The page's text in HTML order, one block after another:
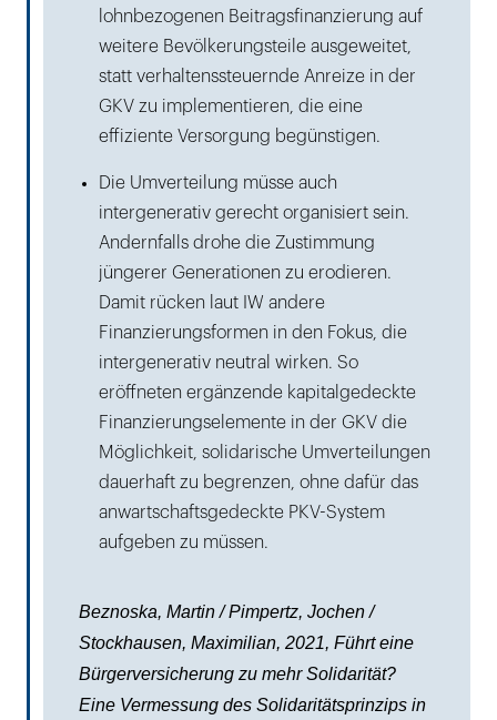
lohnbezogenen Beitragsfinanzierung auf
weitere Bevölkerungsteile ausgeweitet,
statt verhaltenssteuernde Anreize in der
GKV zu implementieren, die eine
effiziente Versorgung begünstigen.
Die Umverteilung müsse auch
intergenerativ gerecht organisiert sein.
Andernfalls drohe die Zustimmung
jüngerer Generationen zu erodieren.
Damit rücken laut IW andere
Finanzierungsformen in den Fokus, die
intergenerativ neutral wirken. So
eröffneten ergänzende kapitalgedeckte
Finanzierungselemente in der GKV die
Möglichkeit, solidarische Umverteilungen
dauerhaft zu begrenzen, ohne dafür das
anwartschaftsgedeckte PKV-System
aufgeben zu müssen.
Beznoska, Martin / Pimpertz, Jochen /
Stockhausen, Maximilian, 2021, Führt eine
Bürgerversicherung zu mehr Solidarität?
Eine Vermessung des Solidaritätsprinzips in